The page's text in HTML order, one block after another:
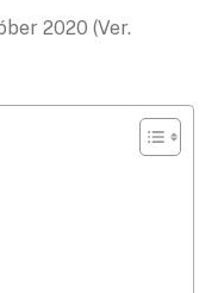
2020 (Ver.